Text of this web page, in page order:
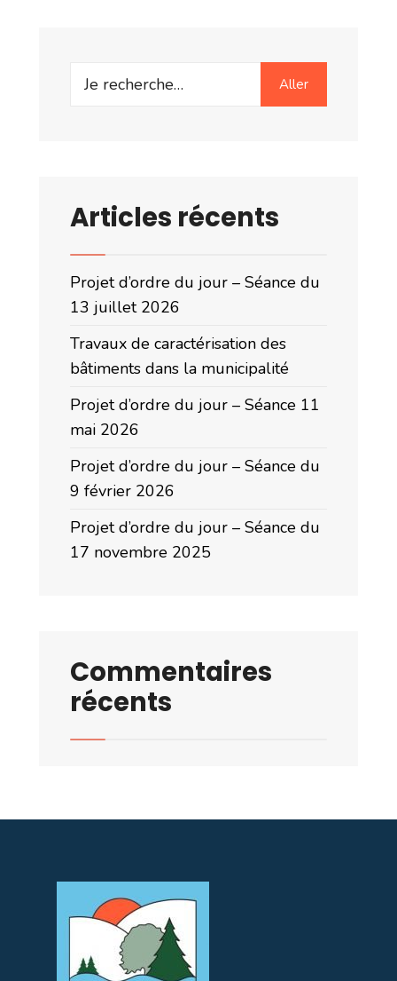
Search
Aller
Articles récents
Projet d’ordre du jour – Séance du
13 juillet 2026
Travaux de caractérisation des
bâtiments dans la municipalité
Projet d’ordre du jour – Séance 11
mai 2026
Projet d’ordre du jour – Séance du
9 février 2026
Projet d’ordre du jour – Séance du
17 novembre 2025
Commentaires
récents